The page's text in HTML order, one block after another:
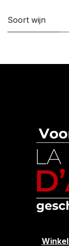
Soort wijn